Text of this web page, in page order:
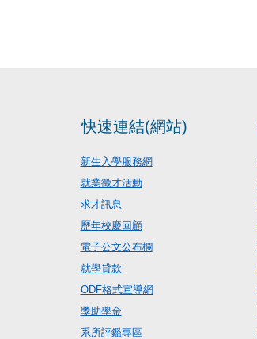
快速連結(網站)
新生入學服務網
就業徵才活動
求才訊息
歷年校慶回顧
電子公文公布欄
就學貸款
ODF格式宣導網
獎助學金
系所評鑑專區